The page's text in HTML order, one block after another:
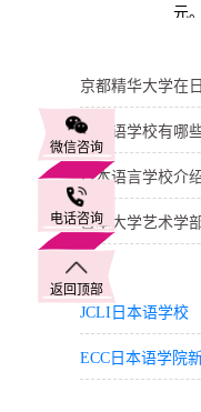
元
艺
会
京都精华大学在
日本语学校有哪
日本语言学校介
日本大学艺术学
JCLI日本语学校
ECC日本语学院
微信咨询
电话咨询
返回顶部